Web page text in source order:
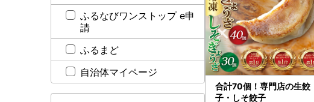
合計70個！専門店の生餃
子・しそ餃子
ふるなびワンストップ e申
請
ふるまど
自治体マイページ